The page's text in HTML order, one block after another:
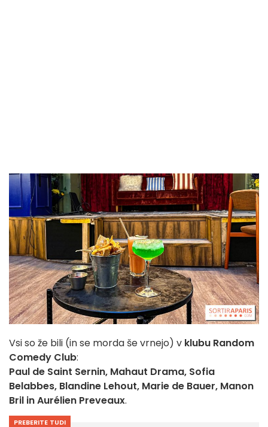
Vsi so že bili (in se morda še vrnejo) v klubu Random
Comedy Club:
Paul de Saint Sernin, Mahaut Drama, Sofia
Belabbes, Blandine Lehout, Marie de Bauer, Manon
Bril in Aurélien Preveaux.
PREBERITE TUDI